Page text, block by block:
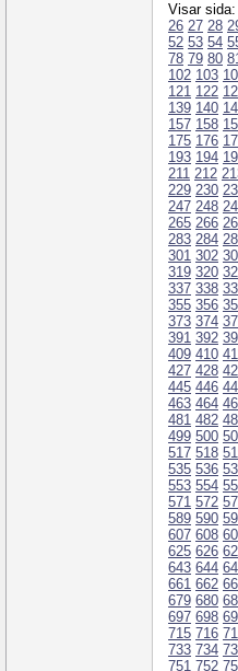
Visar sida:
26 27 28
52 53 54
78 79 80
102 103
121 122
139 140
157 158
175 176
193 194
211 212
229 230
247 248
265 266
283 284
301 302
319 320
337 338
355 356
373 374
391 392
409 410
427 428
445 446
463 464
481 482
499 500
517 518
535 536
553 554
571 572
589 590
607 608
625 626
643 644
661 662
679 680
697 698
715 716
733 734
751 752